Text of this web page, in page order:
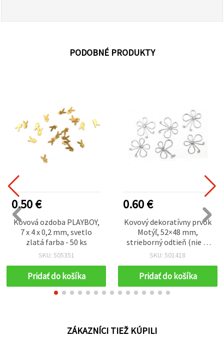
PODOBNÉ PRODUKTY
0.50 €
Kovová ozdoba PLAYBOY,
7 x 4 x 0,2 mm, svetlo
zlatá farba - 50 ks
SKU: 505351
Pridať do košíka
0.60 €
Kovový dekoratívny prvok
Motýľ, 52×48 mm,
strieborný odtieň (nie je
zo striebra), sada 2 ks – na
dekorácie
SKU: 501418
Pridať do košíka
ZÁKAZNÍCI TIEŽ KÚPILI